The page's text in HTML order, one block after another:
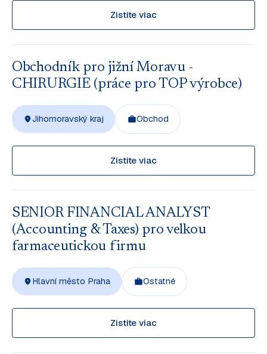
Zistite viac
Obchodník pro jižní Moravu -
CHIRURGIE (práce pro TOP výrobce)
Jihomoravský kraj Obchod
Zistite viac
SENIOR FINANCIAL ANALYST
(Accounting & Taxes) pro velkou
farmaceutickou firmu
Hlavní město Praha Ostatné
Zistite viac